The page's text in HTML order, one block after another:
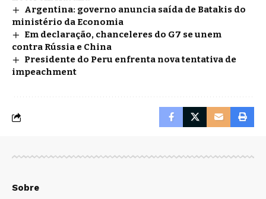
Argentina: governo anuncia saída de Batakis do
ministério da Economia
Em declaração, chanceleres do G7 se unem
contra Rússia e China
Presidente do Peru enfrenta nova tentativa de
impeachment
Sobre